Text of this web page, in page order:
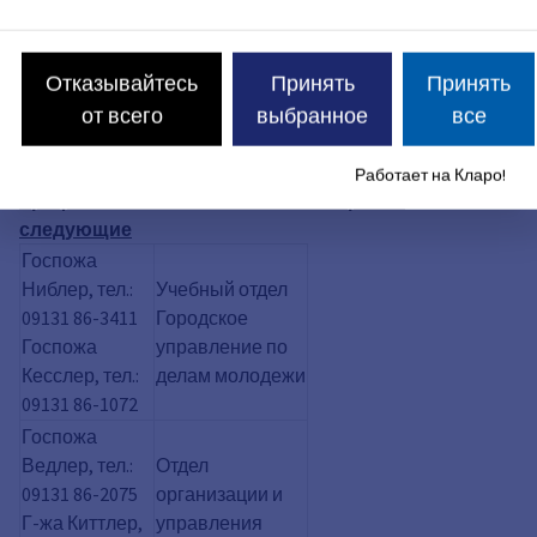
Стажировки проходят в яслях, детских садах, центрах
внешкольной работы, детских домах, интегративных
игровых, начальных школах и центрах обучения
молодежи.
следующие
Госпожа
Ниблер, тел.:
09131 86-3411
Госпожа
Кесслер, тел.:
09131 86-1072
Учебный отдел
Городское
управление по
делам молодежи
Госпожа
Ведлер, тел.:
09131 86-2075
Г-жа Киттлер,
Отдел
организации и
управления
Отказывайтесь
от всего
Принять
выбранное
Принять
все
Работает на Кларо!